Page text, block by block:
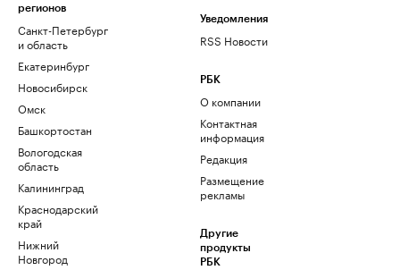
регионов
Санкт-Петербург
и область
Екатеринбург
Новосибирск
Омск
Башкортостан
Вологодская
область
Калининград
Краснодарский
край
Нижний
Новгород
Уведомления
RSS Новости
РБК
О компании
Контактная
информация
Редакция
Размещение
рекламы
Другие
продукты
РБК